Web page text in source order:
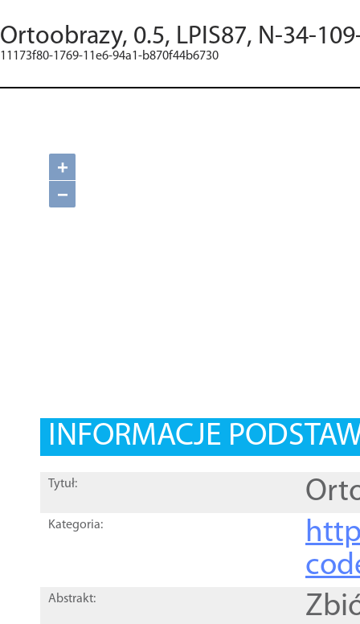
Ortoobrazy, 0.5, LPIS87, N-34-
11173f80-1769-11e6-94a1-b870f44b6730
+
−
INFORMACJE
Tytuł:
Kategoria:
Abstrakt: